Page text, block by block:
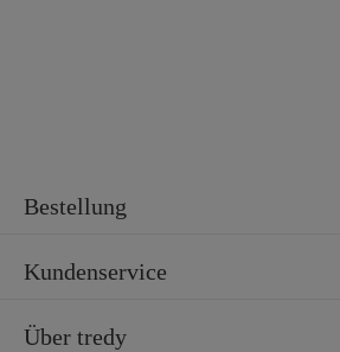
Bestellung
Kundenservice
Über tredy